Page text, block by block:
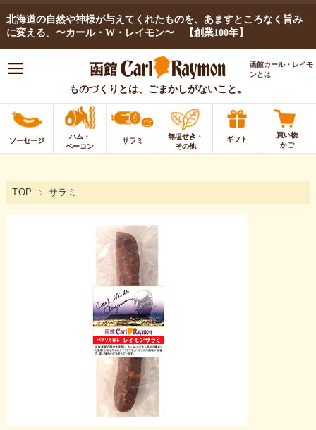
北海道の自然や神様が与えてくれたものを、あますところなく旨み
に変える。〜カール・W・レイモン〜 【創業100年】
ものづくりとは、ごまかしがないこと。
函館カール・レイモ
ンとは
ソーセージ
ハム・
ベーコン
サラミ
無塩せき・
その他
ギフト
買い物
かご
TOP サラミ